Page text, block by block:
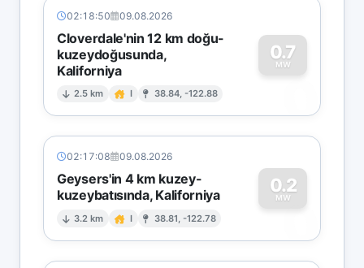
02:18:50 09.08.2026
Cloverdale'nin 12 km doğu-
kuzeydoğusunda,
Kaliforniya
2.5 km I 38.84, -122.88
0.7
MW
0
02:17:08 09.08.2026
Geysers'in 4 km kuzey-
kuzeybatısında, Kaliforniya
3.2 km I 38.81, -122.78
0.2
MW
0